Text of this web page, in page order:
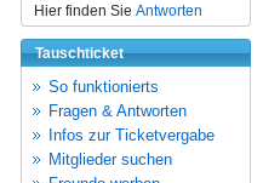
Hier finden Sie Antworten
Tauschticket
So funktionierts
Fragen & Antworten
Infos zur Ticketvergabe
Mitglieder suchen